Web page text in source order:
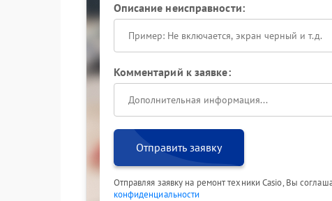
Описание неисправности:
Комментарий к заявке:
Отправить заявку
Отправляя заявку на ремонт техники Casio, Вы
конфиденциальности